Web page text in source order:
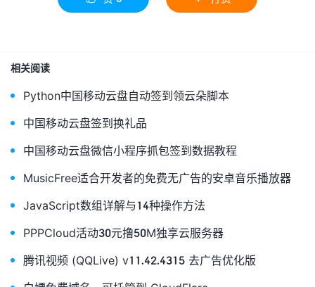
相关阅读
Python中国移动云盘自动签到领云朵脚本
中国移动云盘签到换礼品
中国移动云盘微信小程序抓包签到数据教程
MusicFree适合开发者的免费无广告的安卓音乐播放器
JavaScript数组详解与14种操作方法
PPPCloud活动30元撸50M独享云服务器
腾讯视频 (QQLive) v11.42.4315 去广告优化版